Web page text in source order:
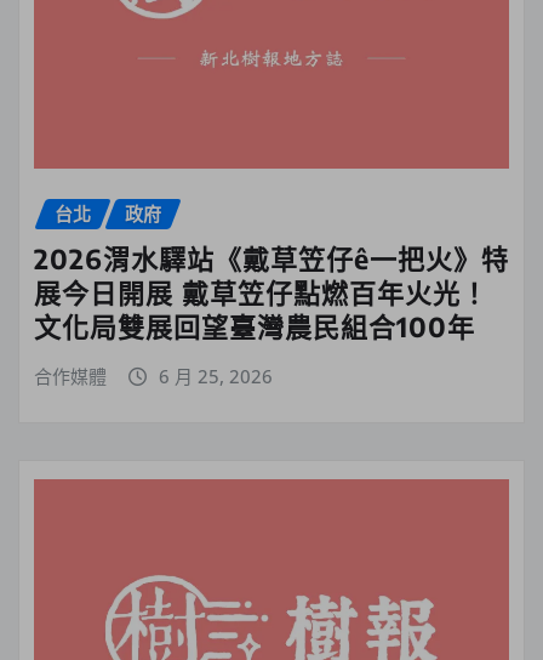
台北 政府
2026渭水驛站《戴草笠仔ê一把火》特
展今日開展 戴草笠仔點燃百年火光！
文化局雙展回望臺灣農民組合100年
合作媒體 6 月 25, 2026